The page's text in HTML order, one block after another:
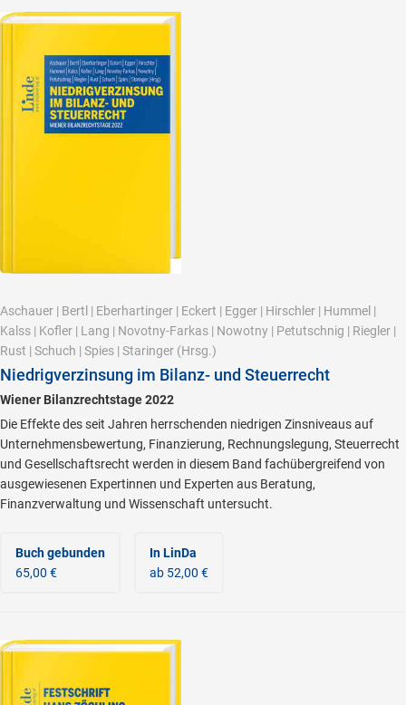
Aschauer | Bertl | Eberhartinger | Eckert | Egger | Hirschler | Hummel |
Kalss | Kofler | Lang | Novotny-Farkas | Nowotny | Petutschnig | Riegler |
Rust | Schuch | Spies | Staringer (Hrsg.)
Niedrigverzinsung im Bilanz- und Steuerrecht
Wiener Bilanzrechtstage 2022
Die Effekte des seit Jahren herrschenden niedrigen Zinsniveaus auf
Unternehmensbewertung, Finanzierung, Rechnungslegung, Steuerrecht
und Gesellschaftsrecht werden in diesem Band fachübergreifend von
ausgewiesenen Expertinnen und Experten aus Beratung,
Finanzverwaltung und Wissenschaft untersucht.
Buch gebunden
65,00 €
In LinDa
ab 52,00 €